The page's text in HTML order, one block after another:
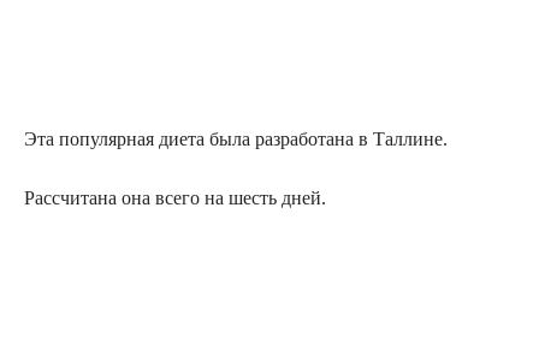
Эта популярная диета была разработана в Таллине.
Рассчитана она всего на шесть дней.